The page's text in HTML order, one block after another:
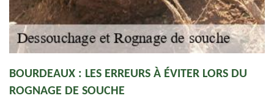
BOURDEAUX : LES ERREURS À ÉVITER LORS DU
ROGNAGE DE SOUCHE